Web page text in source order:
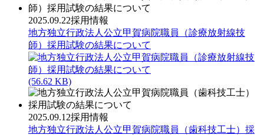
2025.09.22採用情報
地方独立行政法人公立甲賀病院職員（診療放射線技
師）採用試験の結果について
(56.62 KB)
2025.09.12採用情報
地方独立行政法人公立甲賀病院職員（歯科技工士）採